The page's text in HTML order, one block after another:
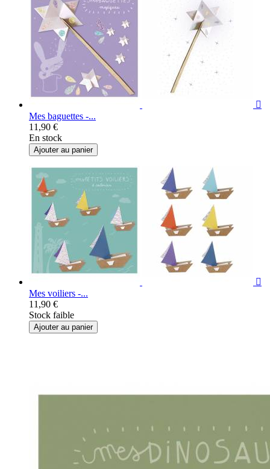

Mes baguettes -...
11,90 €
En stock
Ajouter au panier

Mes voiliers -...
11,90 €
Stock faible
Ajouter au panier